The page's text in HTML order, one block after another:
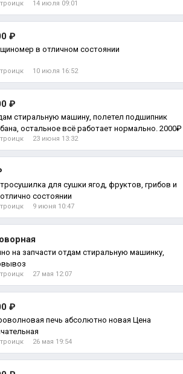
14 июля 09:01
₽
в отличном состоянии
10 июля 16:52
₽
стиральную машину, полетел подшипник
остальное всё работает нормально. 2000₽
23 июня 13:32
для сушки ягод, фруктов, грибов и
состоянии
9 июня 10:47
на запчасти отдам стиральную машинку,
27 мая 12:07
₽
печь абсолютно новая Цена
26 мая 19:54